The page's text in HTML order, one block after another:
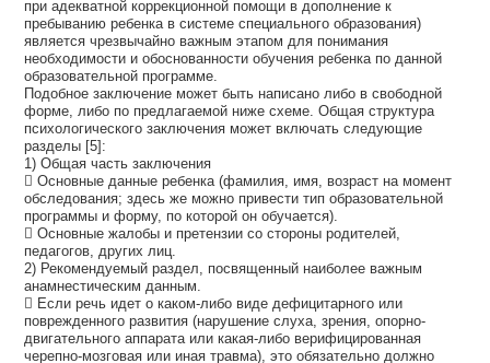
при адекватной коррекционной помощи в дополнение к
пребыванию ребенка в системе специального образования)
является чрезвычайно важным этапом для понимания
необходимости и обоснованности обучения ребенка по данной
образовательной программе.
Подобное заключение может быть написано либо в свободной
форме, либо по предлагаемой ниже схеме. Общая структура
психологического заключения может включать следующие
разделы [5]:
1) Общая часть заключения
 Основные данные ребенка (фамилия, имя, возраст на момент
обследования; здесь же можно привести тип образовательной
программы и форму, по которой он обучается).
 Основные жалобы и претензии со стороны родителей,
педагогов, других лиц.
2) Рекомендуемый раздел, посвященный наиболее важным
анамнестическим данным.
 Если речь идет о каком-либо виде дефицитарного или
поврежденного развития (нарушение слуха, зрения, опорно-
двигательного аппарата или какая-либо верифицированная
черепно-мозговая или иная травма), это обязательно должно